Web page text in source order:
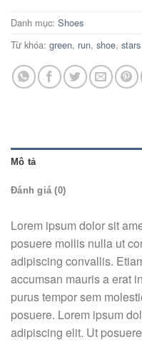
Danh mục: Shoes
Từ khóa: green, run, shoe, stars
Mô tả
Đánh giá (0)
Lorem ipsum dolor sit
posuere mollis nulla ut
adipiscing convallis.
accumsan mauris a erat
purus tempor sem
posuere. Lorem ipsum
adipiscing elit. Ut